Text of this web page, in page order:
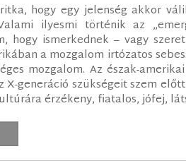
hogy egy jelenség akkor
ilyesmi történik az
hogy ismerkednek – vagy
a mozgalom irtózatos
mozgalom. Az észak-
X-generáció szükségeit szem
érzékeny, fiatalos, jófej,